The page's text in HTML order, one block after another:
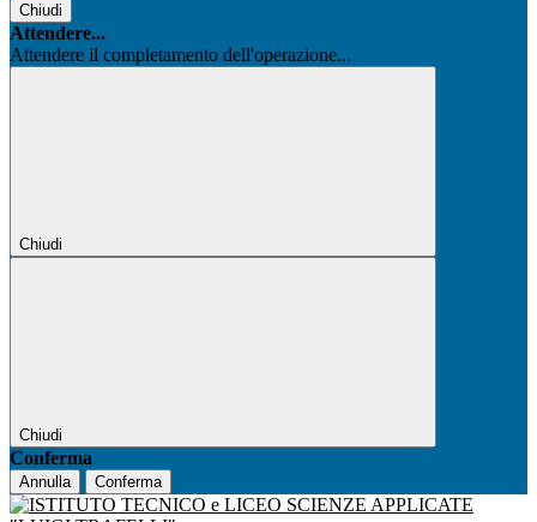
Chiudi
Attendere...
Attendere il completamento dell'operazione...
Chiudi
Chiudi
Conferma
Annulla Conferma